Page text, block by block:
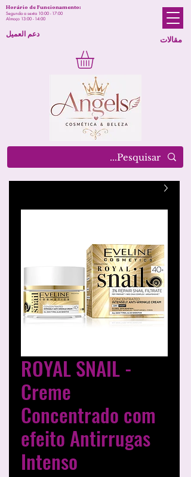
مقالات
Horário de Funcionamento:
Segunda a sexta 10:00 - 17:00
Almoço 13:00 - 14:00
دعم العميل
ROYAL SNAIL -
Creme
Concentrado com
efeito Antirrugas
Intenso